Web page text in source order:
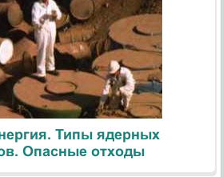
Типы ядерных
Опасные отходы